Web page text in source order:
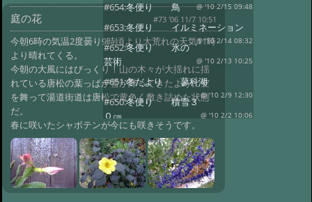
庭の花 #73 '06 11/7 10:51
今朝6時の気温2度曇り9時頃より大荒れの天気11時
より晴れてくる。
今朝の大風にはびっくり！山の木々が大揺れに揺
れている唐松の葉っぱが雪が降ってきたように空
を舞って湯道街道は唐松で黄色く敷き詰めた状態
だ。
春に咲いたシャボテンが今にも咲きそうです。
#654:冬便り 鳥 @ '10 2/15 09:48
#653:冬便り イルミネーション
@ '10 2/14 08:32
#652:冬便り 氷の
芸術
@ '10 2/13 10:25
#651:冬だより 蓼科湖
@ '10 2/9 12:30
#650:冬便り 積雪３
０㎝
@ '10 2/2 10:06
#649:冬便り レンゲツツジ
@ '10 2/1 09:57
#648:冬便り 夕日
@ '10 1/27 09:59
#647:冬便り ねこ
ヤナギ
@ '10 1/24 10:47